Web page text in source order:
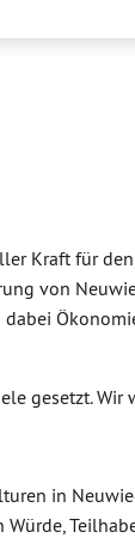
Kraft für
von
gesetzt. Wir
in
Würde,